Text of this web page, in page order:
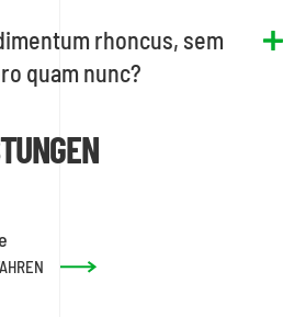
rhoncus, sem
quam nunc?